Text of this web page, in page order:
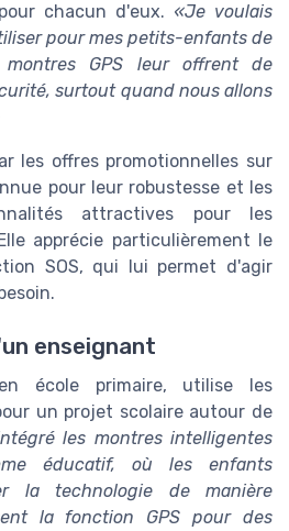
chacun d'eux. «Je voulais
pour mes petits-enfants de
GPS leur offrent de
surtout quand nous allons
les offres promotionnelles sur
pour leur robustesse et les
attractives pour les
apprécie particulièrement le
SOS, qui lui permet d'agir
enseignant
école primaire, utilise les
un projet scolaire autour de
les montres intelligentes
éducatif, où les enfants
la technologie de manière
la fonction GPS pour des